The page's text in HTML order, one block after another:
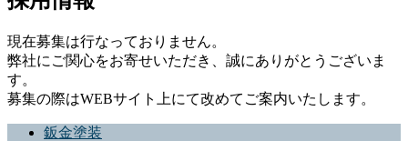
採
用
情
現在募集は行なっておりません。
弊社にご関心をお寄せいただき、誠にありがとうございま
す。
募集の際はWEBサイト上にて改めてご案内いたします。
鈑金塗装